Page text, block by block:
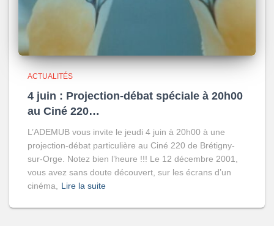
ACTUALITÉS
4 juin : Projection-débat spéciale à 20h00
au Ciné 220…
L’ADEMUB vous invite le jeudi 4 juin à 20h00 à une
projection-débat particulière au Ciné 220 de Brétigny-
sur-Orge. Notez bien l’heure !!! Le 12 décembre 2001,
vous avez sans doute découvert, sur les écrans d’un
cinéma,
Lire la suite